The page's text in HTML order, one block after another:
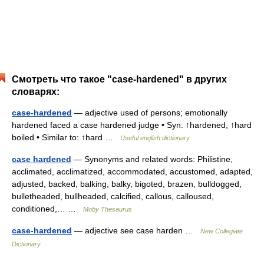
Смотреть что такое "case-hardened" в других
словарях:
case-hardened — adjective used of persons; emotionally
hardened faced a case hardened judge • Syn: ↑hardened, ↑hard
boiled • Similar to: ↑hard …
Useful english dictionary
case hardened — Synonyms and related words: Philistine,
acclimated, acclimatized, accommodated, accustomed, adapted,
adjusted, backed, balking, balky, bigoted, brazen, bulldogged,
bulletheaded, bullheaded, calcified, callous, calloused,
conditioned,… …
Moby Thesaurus
case-hardened — adjective see case harden …
New Collegiate
Dictionary